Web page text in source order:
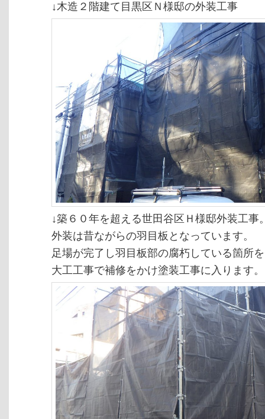
↓木造２階建て目黒区Ｎ様邸の外装工事
↓築６０年を超える世田谷区Ｈ様邸外装工事
外装は昔ながらの羽目板となっています。
足場が完了し羽目板部の腐朽している箇所
大工工事で補修をかけ塗装工事に入ります。